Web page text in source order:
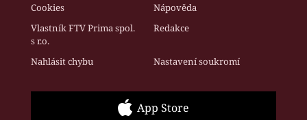
Cookies
Nápověda
Vlastník FTV Prima spol.
s r.o.
Redakce
Nahlásit chybu Nastavení soukromí
App Store